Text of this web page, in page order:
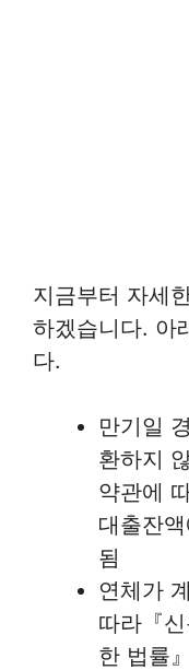
지금부터 자세
하겠습니다. 아
다.
만기일
환하지
약관에
대출잔
됨
연체가
따라『
한 법률